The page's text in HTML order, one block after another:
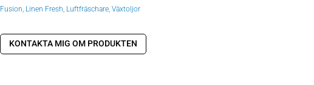
Fusion, Linen Fresh, Luftfräschare, Växtoljor
KONTAKTA MIG OM PRODUKTEN